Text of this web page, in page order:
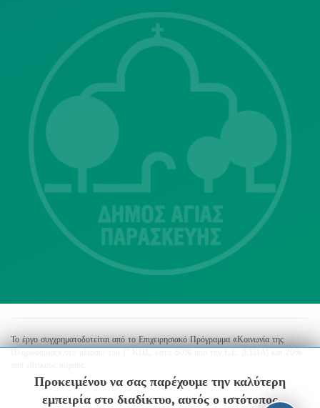
Λ. Μεσογείων 415-417 Τ.Κ.15343
Αγία Παρασκευή
213 2004500
dimos@agiaparaskevi.gr
Το έργο συγχρηματοδοτείται από το Επιχειρησιακό Πρόγραμμα «Κοινωνία της
Προκειμένου να σας παρέχουμε την καλύτερη
εμπειρία στο διαδίκτυο, αυτός ο ιστότοπος